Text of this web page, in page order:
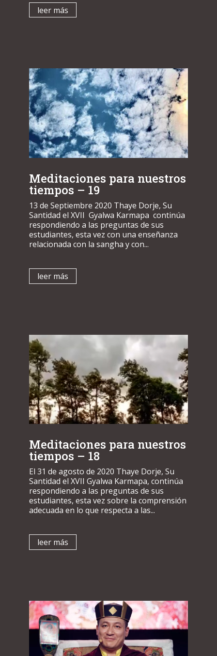
leer más
Meditaciones para nuestros
tiempos – 19
13 de Septiembre 2020 Thaye Dorje, Su
Santidad el XVII Gyalwa Karmapa continúa
respondiendo a las preguntas de sus
estudiantes, esta vez con una enseñanza
relacionada con la sangha y con...
leer más
Meditaciones para nuestros
tiempos – 18
El 31 de agosto de 2020 Thaye Dorje, Su
Santidad el XVII Gyalwa Karmapa, continúa
respondiendo a las preguntas de sus
estudiantes, esta vez sobre la comprensión
adecuada en lo que respecta a las...
leer más